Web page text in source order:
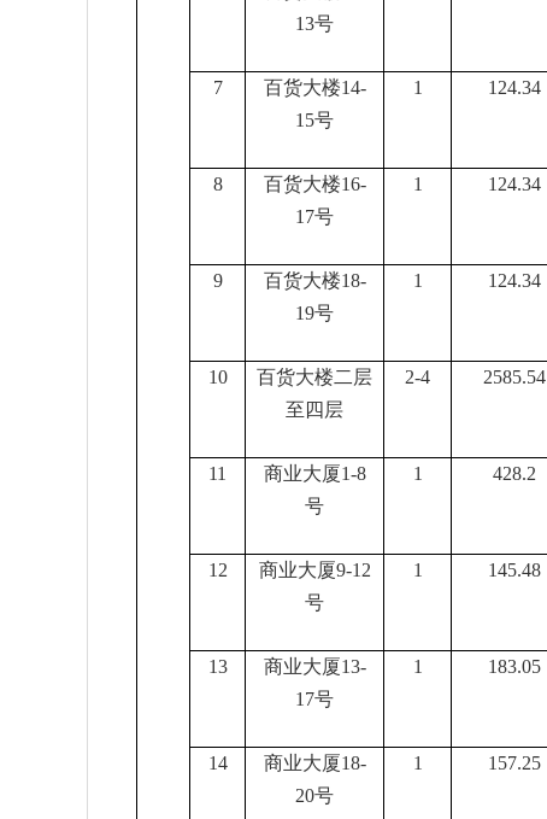
13号
7 百货大楼14-
15号
1 124.34
8 百货大楼16-
17号
1 124.34
9 百货大楼18-
19号
1 124.34
10
百货大楼二层
至四层
2-4 2585.54
11 商业大厦1-8
号
1 428.2
12 商业大厦9-12
号
1 145.48
13 商业大厦13-
17号
1 183.05
14 商业大厦18-
20号
1 157.25